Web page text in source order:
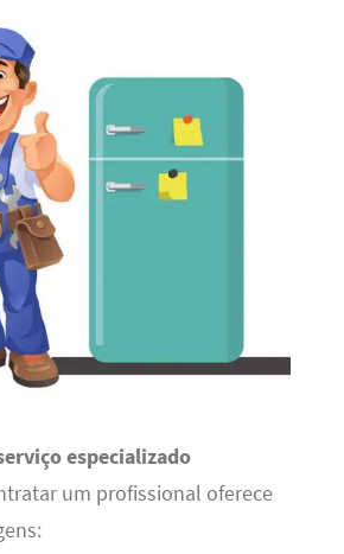
especializado
um profissional oferece